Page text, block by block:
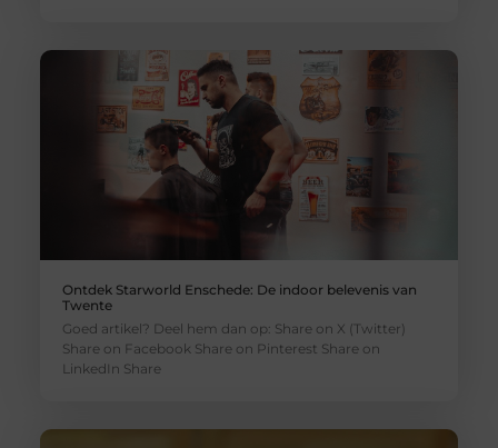
Ontdek Starworld Enschede: De indoor belevenis van
Twente
Goed artikel? Deel hem dan op: Share on X (Twitter)
Share on Facebook Share on Pinterest Share on
LinkedIn Share